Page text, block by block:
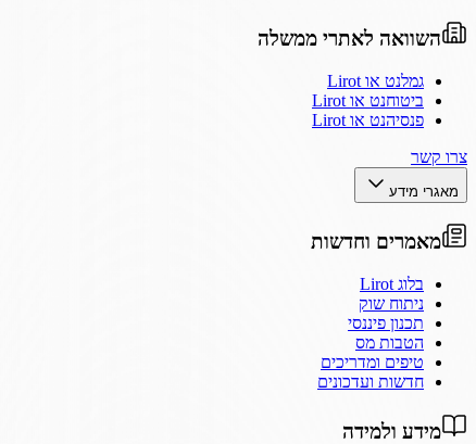
השוואה לאתרי ממשלה
גמלנט או Lirot
ביטוחנט או Lirot
פנסיהנט או Lirot
צרו קשר
מאגרי מידע
מאמרים וחדשות
בלוג Lirot
ניתוח שוק
תכנון פיננסי
הטבות מס
טיפים ומדריכים
חדשות ועדכונים
מידע ולמידה